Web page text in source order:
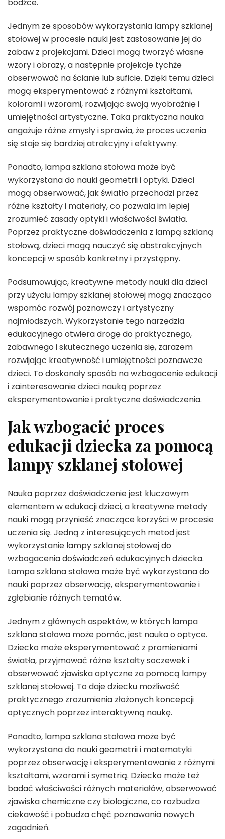
Jednym ze sposobów wykorzystania lampy szklanej
stołowej w procesie nauki jest zastosowanie jej do
zabaw z projekcjami. Dzieci mogą tworzyć własne
wzory i obrazy, a następnie projekcje tychże
obserwować na ścianie lub suficie. Dzięki temu dzieci
mogą eksperymentować z różnymi kształtami,
kolorami i wzorami, rozwijając swoją wyobraźnię i
umiejętności artystyczne. Taka praktyczna nauka
angażuje różne zmysły i sprawia, że proces uczenia
się staje się bardziej atrakcyjny i efektywny.
Ponadto, lampa szklana stołowa może być
wykorzystana do nauki geometrii i optyki. Dzieci
mogą obserwować, jak światło przechodzi przez
różne kształty i materiały, co pozwala im lepiej
zrozumieć zasady optyki i właściwości światła.
Poprzez praktyczne doświadczenia z lampą szklaną
stołową, dzieci mogą nauczyć się abstrakcyjnych
koncepcji w sposób konkretny i przystępny.
Podsumowując, kreatywne metody nauki dla dzieci
przy użyciu lampy szklanej stołowej mogą znacząco
wspomóc rozwój poznawczy i artystyczny
najmłodszych. Wykorzystanie tego narzędzia
edukacyjnego otwiera drogę do praktycznego,
zabawnego i skutecznego uczenia się, zarazem
rozwijając kreatywność i umiejętności poznawcze
dzieci. To doskonały sposób na wzbogacenie edukacji
i zainteresowanie dzieci nauką poprzez
eksperymentowanie i praktyczne doświadczenia.
Jak wzbogacić proces
edukacji dziecka za pomocą
lampy szklanej stołowej
Nauka poprzez doświadczenie jest kluczowym
elementem w edukacji dzieci, a kreatywne metody
nauki mogą przynieść znaczące korzyści w procesie
uczenia się. Jedną z interesujących metod jest
wykorzystanie lampy szklanej stołowej do
wzbogacenia doświadczeń edukacyjnych dziecka.
Lampa szklana stołowa może być wykorzystana do
nauki poprzez obserwację, eksperymentowanie i
zgłębianie różnych tematów.
Jednym z głównych aspektów, w których lampa
szklana stołowa może pomóc, jest nauka o optyce.
Dziecko może eksperymentować z promieniami
światła, przyjmować różne kształty soczewek i
obserwować zjawiska optyczne za pomocą lampy
szklanej stołowej. To daje dziecku możliwość
praktycznego zrozumienia złożonych koncepcji
optycznych poprzez interaktywną naukę.
Ponadto, lampa szklana stołowa może być
wykorzystana do nauki geometrii i matematyki
poprzez obserwację i eksperymentowanie z różnymi
kształtami, wzorami i symetrią. Dziecko może też
badać właściwości różnych materiałów, obserwować
zjawiska chemiczne czy biologiczne, co rozbudza
ciekawość i pobudza chęć poznawania nowych
zagadnień.